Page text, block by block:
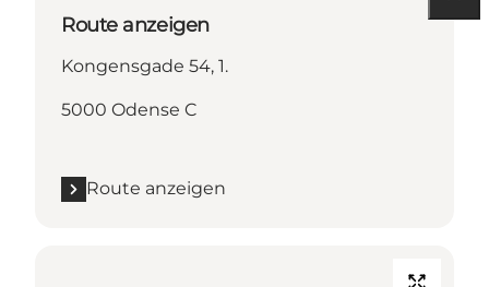
Route anzeigen
Kongensgade 54, 1.
5000 Odense C
Route anzeigen